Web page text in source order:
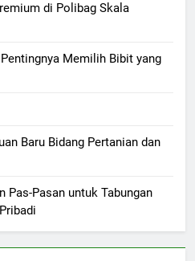
di Polibag Skala
Memilih Bibit yang
Baru Bidang Pertanian dan
Pas-Pasan untuk Tabungan